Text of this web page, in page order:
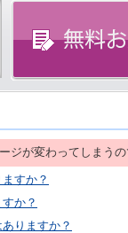
ジが変わってしまう
すか？
か？
りますか？